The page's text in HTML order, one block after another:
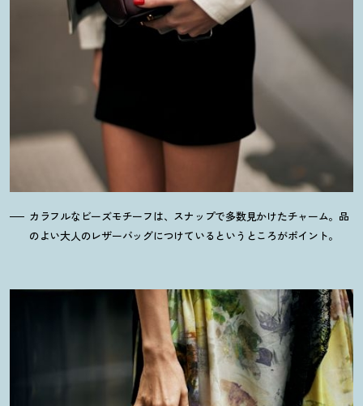
カラフルなビーズモチーフは、スナップで多数見かけたチャーム。品
のよい大人のレザーバッグにつけているというところがポイント。